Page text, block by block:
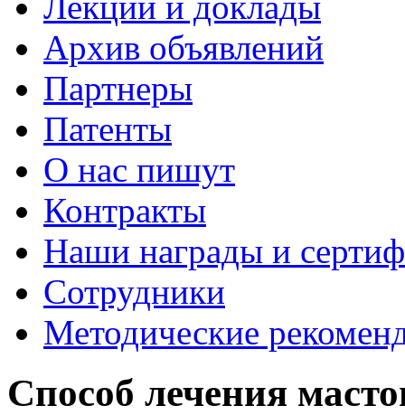
Архив объявлений
Партнеры
Патенты
О нас пишут
Контракты
Наши награды и
Сотрудники
Методические
Способ лечения